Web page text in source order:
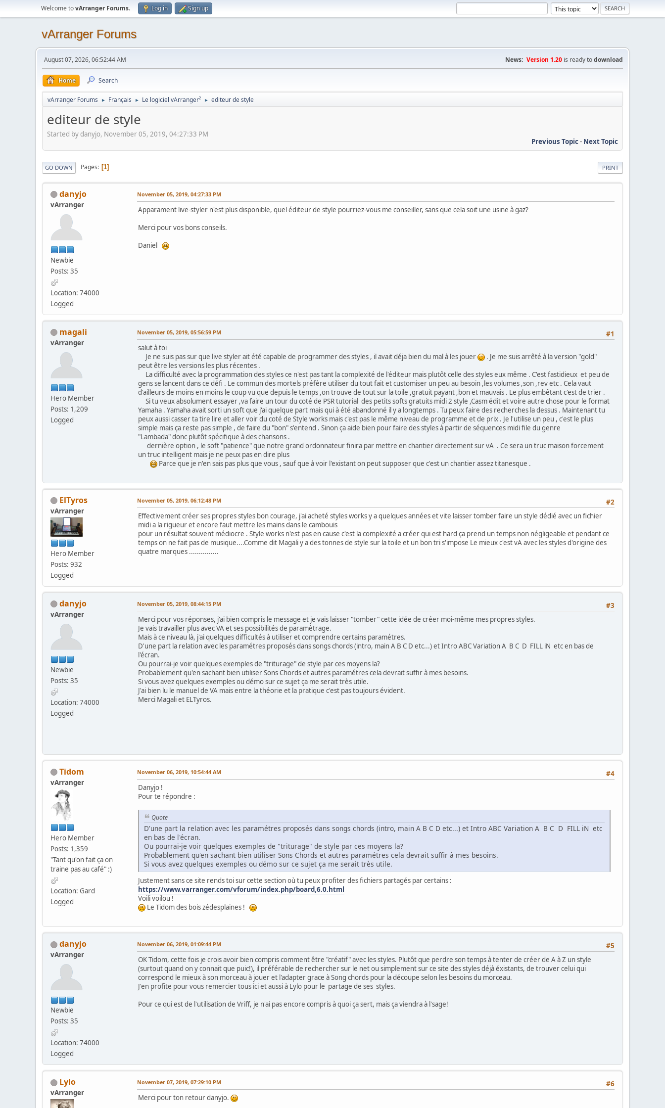
Welcome tovArranger Forums. Log in Sign up
vArranger Forums
August 07, 2026, 06:52:44 AM News: Version 1.20 is ready todownload
Home Search
vArranger Forums ► Français ► Le logiciel vArranger² ► editeur de style
editeur de style
Started by danyjo, November 05, 2019, 04:27:33 PM
Previous Topic- Next Topic
PRINT
GO DOWN Pages 1
danyjo
vArranger
Newbie
Posts: 35
Location: 74000
Logged
November 05, 2019, 04:27:33 PM
Apparament live-styler n'est plus disponible, quel éditeur de style pourriez-vous me conseiller, sans que cela soit une usine à gaz?
Merci pour vos bons conseils.
Daniel
magali
vArranger
Hero Member
Posts: 1,209
Logged
#1
November 05, 2019, 05:56:59 PM
salut à toi
Je ne suis pas sur que live styler ait été capable de programmer des styles , il avait déja bien du mal à les jouer
. Je me suis arrêté à la version "gold"
peut être les versions les plus récentes .
La difficulté avec la programmation des styles ce n'est pas tant la complexité de l'éditeur mais plutôt celle des styles eux même . C'est fastidieux et peu de
gens se lancent dans ce défi . Le commun des mortels préfère utiliser du tout fait et customiser un peu au besoin ,les volumes ,son ,rev etc . Cela vaut
d'ailleurs de moins en moins le coup vu que depuis le temps ,on trouve de tout sur la toile ,gratuit payant ,bon et mauvais . Le plus embêtant c'est de trier .
Si tu veux absolument essayer ,va faire un tour du coté de PSR tutorial des petits softs gratuits midi 2 style ,Casm édit et voire autre chose pour le format
Yamaha . Yamaha avait sorti un soft que j'ai quelque part mais qui à été abandonné il y a longtemps . Tu peux faire des recherches la dessus . Maintenant tu
peux aussi casser ta tire lire et aller voir du coté de Style works mais c'est pas le même niveau de programme et de prix . Je l'utilise un peu , c'est le plus
simple mais ça reste pas simple , de faire du "bon" s'entend . Sinon ça aide bien pour faire des styles à partir de séquences midi file du genre
"Lambada" donc plutôt spécifique à des chansons .
dernière option , le soft "patience" que notre grand ordonnateur finira par mettre en chantier directement sur vA . Ce sera un truc maison forcement
un truc intelligent mais je ne peux pas en dire plus
Parce que je n'en sais pas plus que vous , sauf que à voir l'existant on peut supposer que c'est un chantier assez titanesque .
ElTyros
vArranger
Hero Member
Posts: 932
Logged
#2
November 05, 2019, 06:12:48 PM
Effectivement créer ses propres styles bon courage, j'ai acheté styles works y a quelques années et vite laisser tomber faire un style dédié avec un fichier
midi a la rigueur et encore faut mettre les mains dans le cambouis
pour un résultat souvent médiocre . Style works n'est pas en cause c'est la complexité a créer qui est hard ça prend un temps non négligeable et pendant ce
temps on ne fait pas de musique....Comme dit Magali y a des tonnes de style sur la toile et un bon tri s'impose Le mieux c'est vA avec les styles d'origine des
quatre marques ...............
danyjo
vArranger
Newbie
Posts: 35
Location: 74000
Logged
#3
November 05, 2019, 08:44:15 PM
Merci pour vos réponses, j'ai bien compris le message et je vais laisser "tomber" cette idée de créer moi-même mes propres styles.
Je vais travailler plus avec VA et ses possibilités de paramètrage.
Mais à ce niveau là, j'ai quelques difficultés à utiliser et comprendre certains paramétres.
D'une part la relation avec les paramétres proposés dans songs chords (intro, main A B C D etc...) et Intro ABC Variation A B C D FILL iN etc en bas de
l'écran.
Ou pourrai-je voir quelques exemples de "triturage" de style par ces moyens la?
Probablement qu'en sachant bien utiliser Sons Chords et autres paramétres cela devrait suffir à mes besoins.
Si vous avez quelques exemples ou démo sur ce sujet ça me serait très utile.
J'ai bien lu le manuel de VA mais entre la théorie et la pratique c'est pas toujours évident.
Merci Magali et ELTyros.
Tidom
vArranger
Hero Member
Posts: 1,359
"Tant qu'on fait ça on
traine pas au café" :)
Location: Gard
Logged
#4
November 06, 2019, 10:54:44 AM
Danyjo !
Pour te répondre :
Quote
D'une part la relation avec les paramétres proposés dans songs chords (intro, main A B C D etc...) et Intro ABC Variation A B C D FILL iN etc
en bas de l'écran.
Ou pourrai-je voir quelques exemples de "triturage" de style par ces moyens la?
Probablement qu'en sachant bien utiliser Sons Chords et autres paramétres cela devrait suffir à mes besoins.
Si vous avez quelques exemples ou démo sur ce sujet ça me serait très utile.
Justement sans ce site rends toi sur cette section où tu peux profiter des fichiers partagés par certains :
https://www.varranger.com/vforum/index.php/board,6.0.html
Voili voilou !
Le Tidom des bois zédesplaines !
danyjo
vArranger
Newbie
Posts: 35
Location: 74000
Logged
#5
November 06, 2019, 01:09:44 PM
OK Tidom, cette fois je crois avoir bien compris comment être "créatif" avec les styles. Plutôt que perdre son temps à tenter de créer de A à Z un style
(surtout quand on y connait que puic!), il préférable de rechercher sur le net ou simplement sur ce site des styles déjà éxistants, de trouver celui qui
correspond le mieux à son morceau à jouer et l'adapter grace à Song chords pour la découpe selon les besoins du morceau.
J'en profite pour vous remercier tous ici et aussi à Lylo pour le partage de ses styles.
Pour ce qui est de l'utilisation de Vriff, je n'ai pas encore compris à quoi ça sert, mais ça viendra à l'sage!
Lylo
vArranger
#6
November 07, 2019, 07:29:10 PM
Merci pour ton retour danyjo.